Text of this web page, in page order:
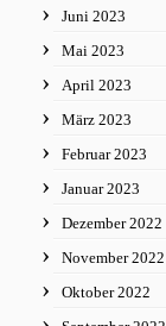
Juni 2023
Mai 2023
April 2023
März 2023
Februar 2023
Januar 2023
Dezember 2022
November 2022
Oktober 2022